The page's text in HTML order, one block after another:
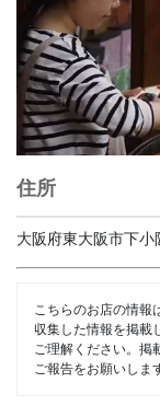
住所
大阪府東大阪市下
こちらのお店の情報
収集した情報を掲載
ご理解ください。掲
ご報告をお願いしま